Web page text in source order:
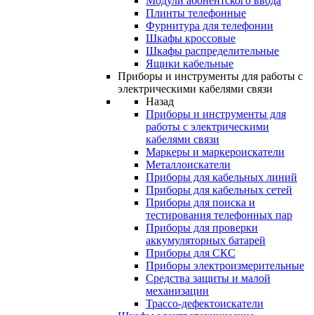
Плинты телефонные
Фурнитура для телефонии
Шкафы кроссовые
Шкафы распределительные
Ящики кабельные
Приборы и инструменты для работы с
электрическими кабелями связи
Назад
Приборы и инструменты для
работы с электрическими
кабелями связи
Маркеры и маркероискатели
Металлоискатели
Приборы для кабельных линий
Приборы для кабельных сетей
Приборы для поиска и
тестирования телефонных пар
Приборы для проверки
аккумуляторных батарей
Приборы для СКС
Приборы электроизмерительные
Средства защиты и малой
механизации
Трассо-дефектоискатели